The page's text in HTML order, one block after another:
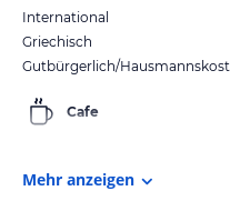
International
Griechisch
Gutbürgerlich/Hausmannskost
Cafe
Mehr anzeigen